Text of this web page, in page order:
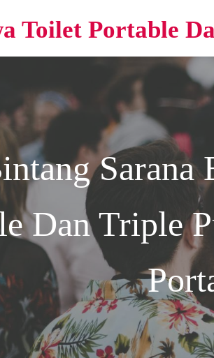
Toilet Portable
Sarana
Dan Triple